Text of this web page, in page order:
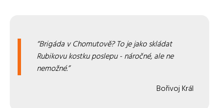
Brigáda v Chomutově? To je jako skládat
Rubikovu kostku poslepu - náročné, ale ne
nemožné.
Bořivoj Král